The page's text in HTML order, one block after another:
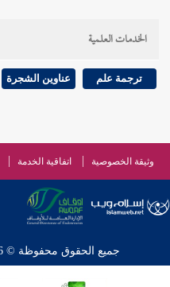
الخدمات العلمية
ترجمة علم عناوين الشجرة
وثيقة الخصوصية اتفاقية الخدمة
جميع الحقوق محفوظة © 2026 - 1998 لشبكة إسلام ويب